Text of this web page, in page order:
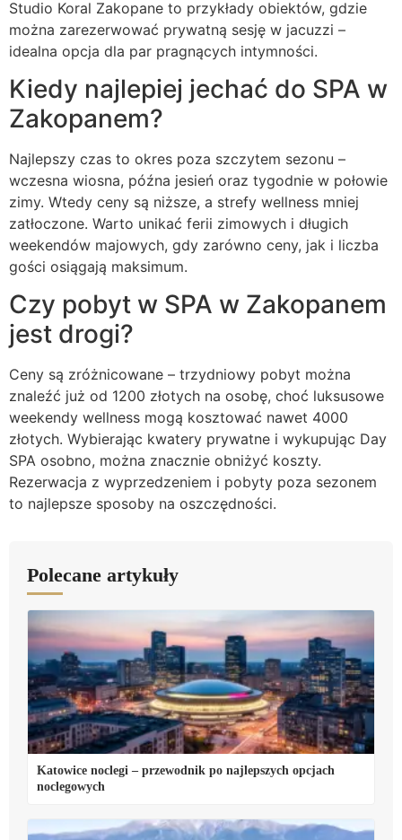
Studio Koral Zakopane to przykłady obiektów, gdzie
można zarezerwować prywatną sesję w jacuzzi –
idealna opcja dla par pragnących intymności.
Kiedy najlepiej jechać do SPA w
Zakopanem?
Najlepszy czas to okres poza szczytem sezonu –
wczesna wiosna, późna jesień oraz tygodnie w połowie
zimy. Wtedy ceny są niższe, a strefy wellness mniej
zatłoczone. Warto unikać ferii zimowych i długich
weekendów majowych, gdy zarówno ceny, jak i liczba
gości osiągają maksimum.
Czy pobyt w SPA w Zakopanem
jest drogi?
Ceny są zróżnicowane – trzydniowy pobyt można
znaleźć już od 1200 złotych na osobę, choć luksusowe
weekendy wellness mogą kosztować nawet 4000
złotych. Wybierając kwatery prywatne i wykupując Day
SPA osobno, można znacznie obniżyć koszty.
Rezerwacja z wyprzedzeniem i pobyty poza sezonem
to najlepsze sposoby na oszczędności.
Polecane artykuły
Katowice noclegi – przewodnik po najlepszych opcjach
noclegowych